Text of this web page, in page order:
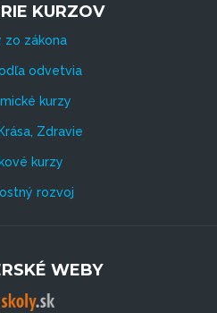
KURZOV
zo zákona
odvetvia
kurzy
Zdravie
kurzy
rozvoj
WEBY